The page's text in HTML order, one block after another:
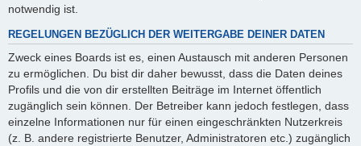
notwendig ist.
REGELUNGEN BEZÜGLICH DER WEITERGABE DEINER DATEN
Zweck eines Boards ist es, einen Austausch mit anderen Personen
zu ermöglichen. Du bist dir daher bewusst, dass die Daten deines
Profils und die von dir erstellten Beiträge im Internet öffentlich
zugänglich sein können. Der Betreiber kann jedoch festlegen, dass
einzelne Informationen nur für einen eingeschränkten Nutzerkreis
(z. B. andere registrierte Benutzer, Administratoren etc.) zugänglich